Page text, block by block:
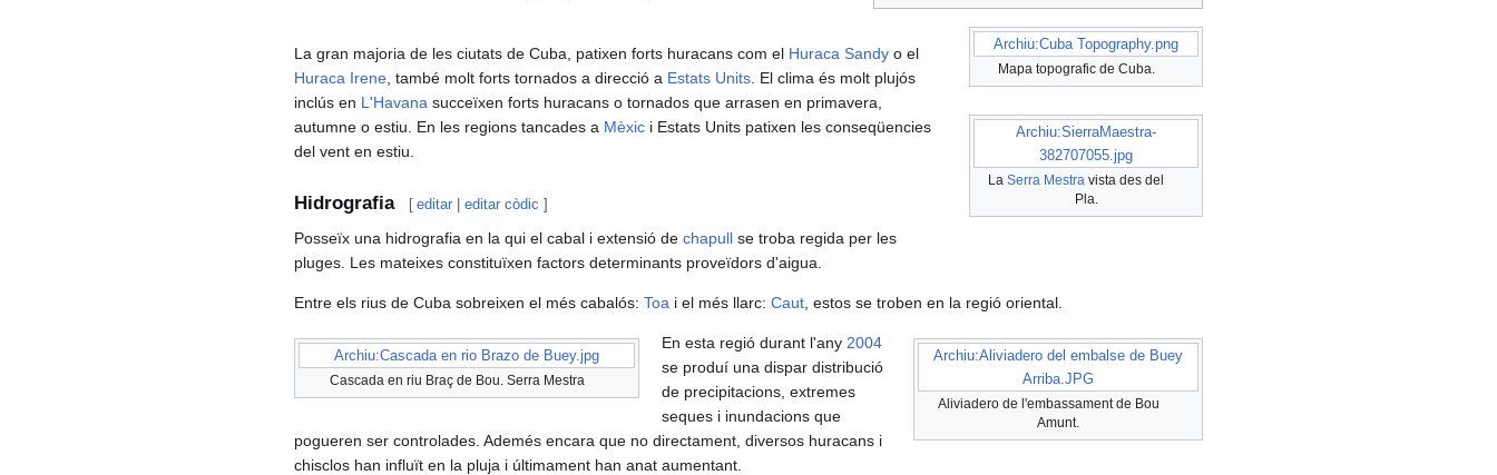
Archiu:Cuba Topography.png
Mapa topografic de Cuba.
Archiu:SierraMaestra-
382707055.jpg
La Serra Mestra vista des del
Pla.
La gran majoria de les ciutats de Cuba, patixen forts huracans com el Huraca Sandy o el
Huraca Irene, també molt forts tornados a direcció a Estats Units. El clima és molt plujós
inclús en L'Havana succeïxen forts huracans o tornados que arrasen en primavera,
autumne o estiu. En les regions tancades a Mèxic i Estats Units patixen les conseqüencies
del vent en estiu.
Hidrografia [ editar |editar còdic ]
Posseïx una hidrografia en la qui el cabal i extensió de chapull se troba regida per les
pluges. Les mateixes constituïxen factors determinants proveïdors d'aigua.
Entre els rius de Cuba sobreixen el més cabalós: Toa i el més llarc: Caut , estos se troben en la regió oriental.
Archiu:Cascada en rio Brazo de Buey.jpg
Cascada en riu Braç de Bou. Serra Mestra
Archiu:Aliviadero del embalse de Buey
Arriba.JPG
Aliviadero de l'embassament de Bou
Amunt.
En esta regió durant l'any 2004
se produí una dispar distribució
de precipitacions, extremes
seques i inundacions que
pogueren ser controlades. Ademés encara que no directament, diversos huracans i
chisclos han influït en la pluja i últimament han anat aumentant.